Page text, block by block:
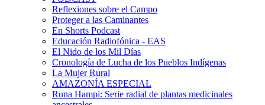
Reflexiones sobre el Campo
Proteger a las Caminantes
En Shorts Podcast
Educación Radiofónica - EAS
El Nido de los Mil Días
Cronología de Lucha de los Pueblos Indígenas
La Mujer Rural
AMAZONÍA ESPECIAL
Runa Hampi: Serie radial de plantas medicinales